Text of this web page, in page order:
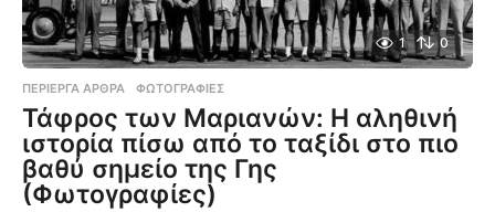
1 0
ΠΕΡΊΕΡΓΑ ΆΡΘΡΑ ,ΦΩΤΟΓΡΑΦΊΕΣ
Τάφρος των Μαριανών: Η αληθινή
ιστορία πίσω από το ταξίδι στο πιο
βαθύ σημείο της Γης
(Φωτογραφίες)